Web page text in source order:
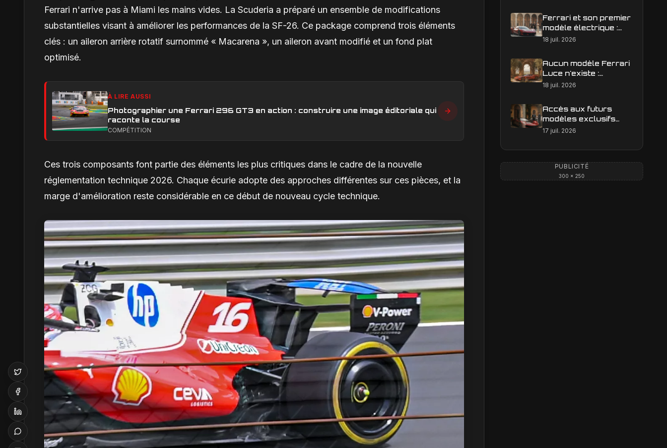
Ferrari n'arrive pas à Miami les mains vides. La Scuderia a préparé un ensemble de modifications
substantielles visant à améliorer les performances de la SF-26. Ce package comprend trois éléments
clés : un aileron arrière rotatif surnommé « Macarena », un aileron avant modifié et un fond plat
optimisé.
À LIRE AUSSI
Photographier une Ferrari 296 GT3 en action : construire une image éditoriale qui
raconte la course
COMPÉTITION
Ces trois composants font partie des éléments les plus critiques dans le cadre de la nouvelle
réglementation technique 2026. Chaque écurie adopte des approches différentes sur ces pièces, et la
marge d'amélioration reste considérable en ce début de nouveau cycle technique.
Ferrari et son premier
modèle électrique :
calendrier de
18 juil. 2026
Aucun modèle Ferrari
Luce n'existe :
clarification sur les
18 juil. 2026
Accès aux futurs
modèles exclusifs
Ferrari : l'achat
est-il une réalité ?
17 juil. 2026
PUBLICITÉ
300 × 250